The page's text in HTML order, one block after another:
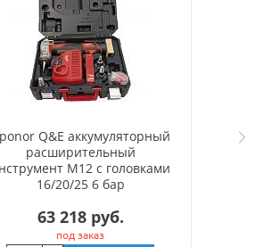
Q&E аккумуляторный
расширительный
M12 с головками
16/20/25 6 бар
63 218 руб.
под заказ